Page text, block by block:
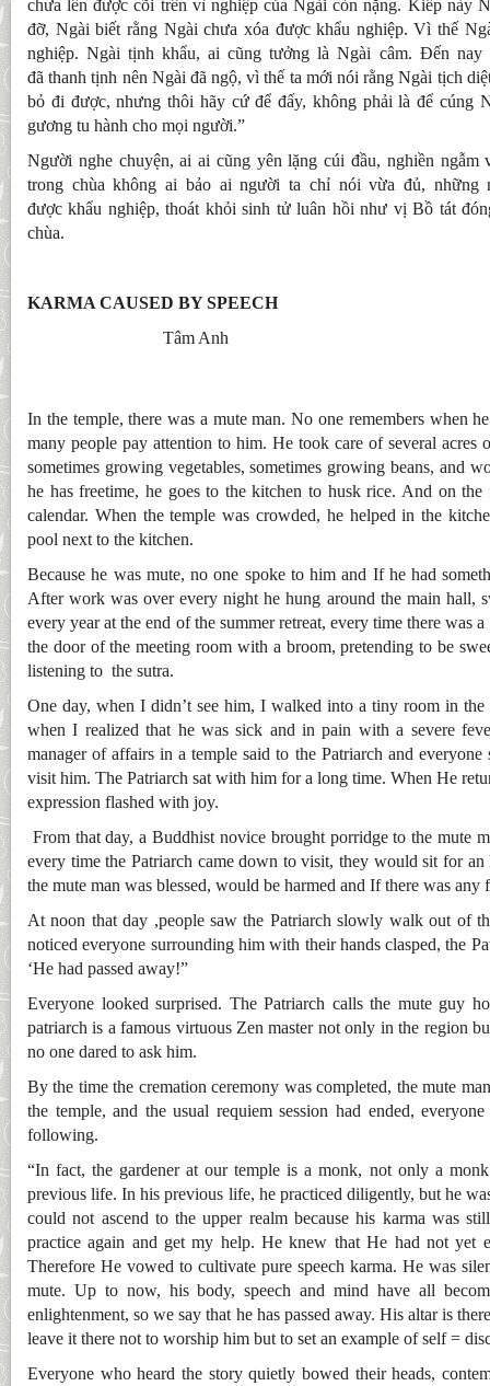
chưa lên được cõi trên vì nghiệp của Ngài còn nặng. Kiếp này
đỡ, Ngài biết rằng Ngài chưa xóa được khẩu nghiệp. Vì thế
nghiệp. Ngài tịnh khẩu, ai cũng tưởng là Ngài câm. Đến nay
đã thanh tịnh nên Ngài đã ngộ, vì thế ta mới nói rằng Ngài tịch
bỏ đi được, nhưng thôi hãy cứ để đấy, không phải là để cúng
gương tu hành cho mọi người.”
Người nghe chuyện, ai ai cũng yên lặng cúi đầu, nghiền ngẫm
trong chùa không ai bảo ai người ta chỉ nói vừa đủ, những
được khẩu nghiệp, thoát khỏi sinh tử luân hồi như vị Bồ tát
chùa.
KARMA CAUSED BY SPEECH
Tâm Anh
In the temple, there was a mute man. No one remembers when
many people pay attention to him. He took care of several acres
sometimes growing vegetables, sometimes growing beans, and
he has freetime, he goes to the kitchen to husk rice. And on
calendar. When the temple was crowded, he helped in the
pool next to the kitchen.
Because he was mute, no one spoke to him and If he had
After work was over every night he hung around the main hall,
every year at the end of the summer retreat, every time there was
the door of the meeting room with a broom, pretending to be
listening to the sutra.
One day, when I didn’t see him, I walked into a tiny room in the
when I realized that he was sick and in pain with a severe
manager of affairs in a temple said to the Patriarch and
visit him. The Patriarch sat with him for a long time. When He
expression flashed with joy.
From that day, a Buddhist novice brought porridge to the mute
every time the Patriarch came down to visit, they would sit for an
the mute man was blessed, would be harmed and If there was any
At noon that day ,people saw the Patriarch slowly walk out of
noticed everyone surrounding him with their hands clasped, the
‘He had passed away!”
Everyone looked surprised. The Patriarch calls the mute guy
patriarch is a famous virtuous Zen master not only in the region
no one dared to ask him.
By the time the cremation ceremony was completed, the mute
the temple, and the usual requiem session had ended,
following.
“In fact, the gardener at our temple is a monk, not only a
previous life. In his previous life, he practiced diligently, but he
could not ascend to the upper realm because his karma was
practice again and get my help. He knew that He had not yet
Therefore He vowed to cultivate pure speech karma. He was
mute. Up to now, his body, speech and mind have all
enlightenment, so we say that he has passed away. His altar is
leave it there not to worship him but to set an example of self =
Everyone who heard the story quietly bowed their heads,